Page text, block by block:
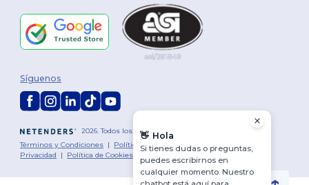
2026. Todos los derechos reservados
Términos y Condiciones | Política de personalización
Política de
Privacidad | Política de Cookies
Síguenos
👋 Hola
Si tienes dudas o preguntas,
puedes escribirnos en
cualquier momento. Nuestro